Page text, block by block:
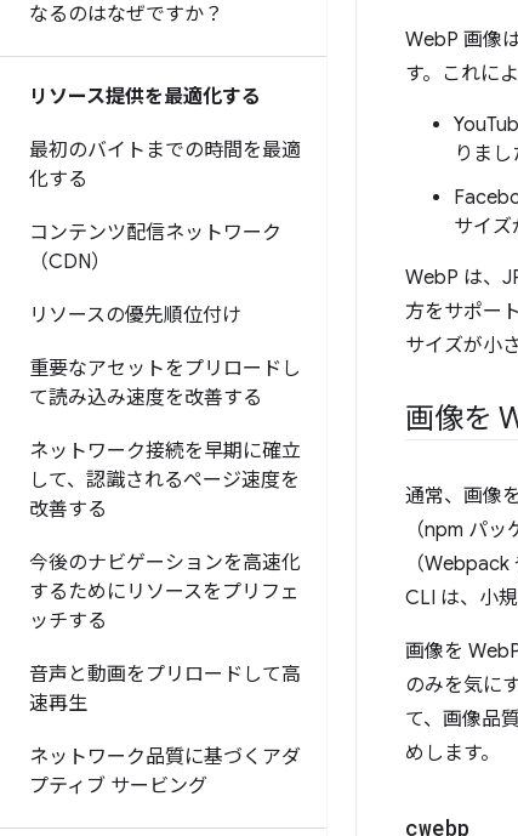
なるのはなぜですか？
リソース提供を最適化する
最初のバイトまでの時間を最適
化する
コンテンツ配信ネットワーク
（CDN）
リソースの優先順位付け
重要なアセットをプリロードし
て読み込み速度を改善する
ネットワーク接続を早期に確立
して、認識されるページ速度を
改善する
今後のナビゲーションを高速化
するためにリソースをプリフェ
ッチする
音声と動画をプリロードして高
速再生
ネットワーク品質に基づくアダ
プティブ サービング
WebP 画像
す。これに
りまし
サイズ
WebP は、
方をサポー
サイズが小
画像を
通常、画像
（npm パ
（
CLI は、小
画像を
のみを気に
て、画像品
めします。
cwebp